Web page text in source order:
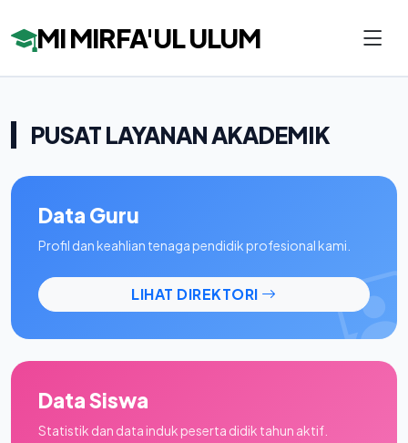
MI MIRFA'UL ULUM
PUSAT LAYANAN AKADEMIK
Data Guru
Profil dan keahlian tenaga pendidik profesional kami.
LIHAT DIREKTORI
Data Siswa
Statistik dan data induk peserta didik tahun aktif.